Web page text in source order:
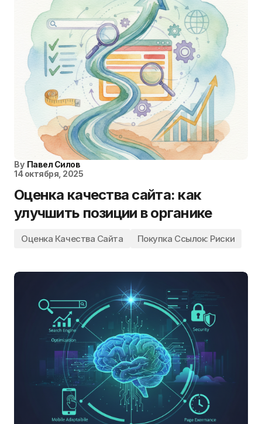
By Павел Силов
14 октября, 2025
Оценка качества сайта: как
улучшить позиции в органике
Оценка Качества Сайта Покупка Ссылок: Риски